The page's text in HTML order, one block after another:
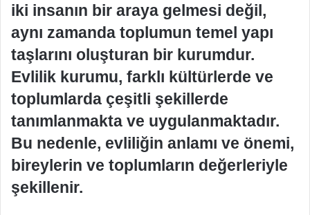
iki insanın bir araya gelmesi değil,
aynı zamanda toplumun temel yapı
taşlarını oluşturan bir kurumdur.
Evlilik kurumu, farklı kültürlerde ve
toplumlarda çeşitli şekillerde
tanımlanmakta ve uygulanmaktadır.
Bu nedenle, evliliğin anlamı ve önemi,
bireylerin ve toplumların değerleriyle
şekillenir.